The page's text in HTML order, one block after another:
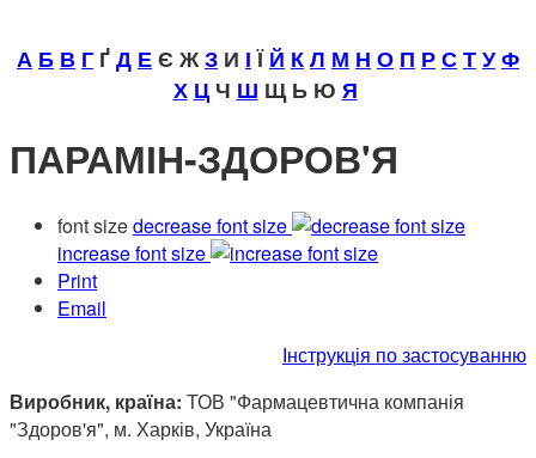
А Б В Г ҐД ЕЄ ЖЗ И ІЇЙ КЛ М Н О П РСТУФ
Х ЦЧ Ш Щ Ь Ю Я
ПАРАМІН-ЗДОРОВ'Я
font sizedecrease font size
increase font size
Print
Email
Інструкція по застосуванню
Виробник, країна: ТОВ "Фармацевтична компанія
"Здоров'я", м. Харків, Україна